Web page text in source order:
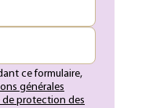
ce formulaire,
générales
de protection des